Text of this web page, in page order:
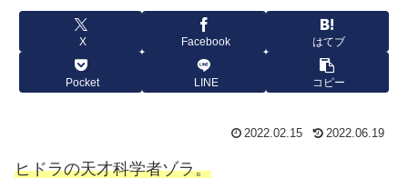
X Facebook はてブ
Pocket LINE コピー
2022.02.15 2022.06.19
ヒドラの天才科学者ゾラ。